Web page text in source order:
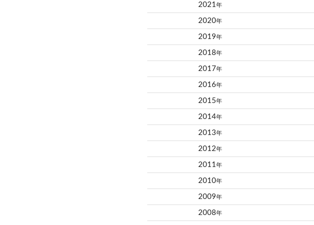
2021 年
2020年
2019年
2018年
2017年
2016年
2015年
2014年
2013年
2012年
2011 年
2010年
2009年
2008年